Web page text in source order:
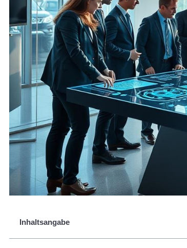
Inhaltsangabe